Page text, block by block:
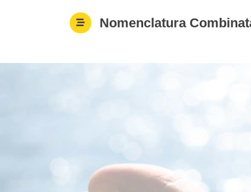
Nomenclatura